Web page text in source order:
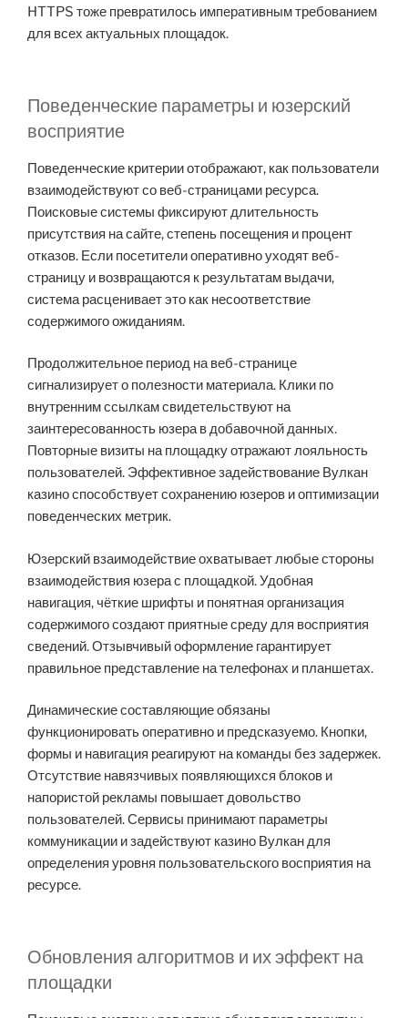
HTTPS тоже превратилось императивным требованием
для всех актуальных площадок.
Поведенческие параметры и юзерский
восприятие
Поведенческие критерии отображают, как пользователи
взаимодействуют со веб-страницами ресурса.
Поисковые системы фиксируют длительность
присутствия на сайте, степень посещения и процент
отказов. Если посетители оперативно уходят веб-
страницу и возвращаются к результатам выдачи,
система расценивает это как несоответствие
содержимого ожиданиям.
Продолжительное период на веб-странице
сигнализирует о полезности материала. Клики по
внутренним ссылкам свидетельствуют на
заинтересованность юзера в добавочной данных.
Повторные визиты на площадку отражают лояльность
пользователей. Эффективное задействование Вулкан
казино способствует сохранению юзеров и оптимизации
поведенческих метрик.
Юзерский взаимодействие охватывает любые стороны
взаимодействия юзера с площадкой. Удобная
навигация, чёткие шрифты и понятная организация
содержимого создают приятные среду для восприятия
сведений. Отзывчивый оформление гарантирует
правильное представление на телефонах и планшетах.
Динамические составляющие обязаны
функционировать оперативно и предсказуемо. Кнопки,
формы и навигация реагируют на команды без задержек.
Отсутствие навязчивых появляющихся блоков и
напористой рекламы повышает довольство
пользователей. Сервисы принимают параметры
коммуникации и задействуют казино Вулкан для
определения уровня пользовательского восприятия на
ресурсе.
Обновления алгоритмов и их эффект на
площадки